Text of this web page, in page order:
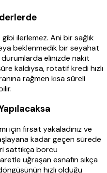
ilerlemez. Ani bir sağlık
beklenmedik bir seyahat
durumlarda elinizde nakit
kaldıysa, rotatif kredi hızlı
rağmen kısa süreli
için fırsat yakaladınız ve
kadar geçen sürede
sattıkça borcu
uğraşan esnafın sıkça
hızlı olduğu